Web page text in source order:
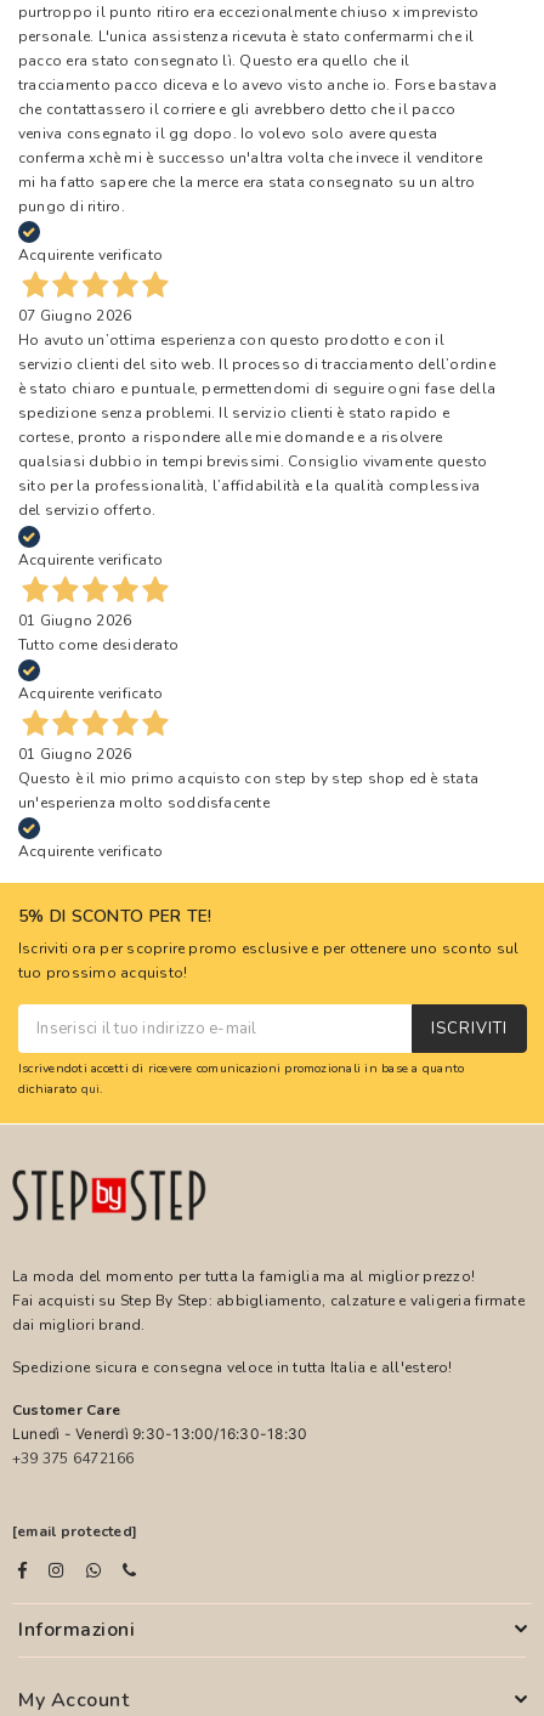
purtroppo il punto ritiro era eccezionalmente chiuso x imprevisto
personale. L'unica assistenza ricevuta è stato confermarmi che il
pacco era stato consegnato lì. Questo era quello che il
tracciamento pacco diceva e lo avevo visto anche io. Forse bastava
che contattassero il corriere e gli avrebbero detto che il pacco
veniva consegnato il gg dopo. Io volevo solo avere questa
conferma xchè mi è successo un'altra volta che invece il venditore
mi ha fatto sapere che la merce era stata consegnato su un altro
pungo di ritiro.
Acquirente verificato
07 Giugno 2026
Ho avuto un’ottima esperienza con questo prodotto e con il
servizio clienti del sito web. Il processo di tracciamento dell’ordine
è stato chiaro e puntuale, permettendomi di seguire ogni fase della
spedizione senza problemi. Il servizio clienti è stato rapido e
cortese, pronto a rispondere alle mie domande e a risolvere
qualsiasi dubbio in tempi brevissimi. Consiglio vivamente questo
sito per la professionalità, l’affidabilità e la qualità complessiva
del servizio offerto.
Acquirente verificato
01 Giugno 2026
Tutto come desiderato
Acquirente verificato
01 Giugno 2026
Questo è il mio primo acquisto con step by step shop ed è stata
un'esperienza molto soddisfacente
Acquirente verificato
5% DI SCONTO PER TE!
Iscriviti ora per scoprire promo esclusive e per ottenere uno sconto sul
tuo prossimo acquisto!
ISCRIVITI
Iscrivendoti accetti di ricevere comunicazioni promozionali in base a quanto
dichiarato qui.
La moda del momento per tutta la famiglia ma al miglior prezzo!
Fai acquisti su Step By Step: abbigliamento, calzature e valigeria firmate
dai migliori brand.
Spedizione sicura e consegna veloce in tutta Italia e all'estero!
Customer Care
Lunedì - Venerdì 9:30-13:00/16:30-18:30
+39 375 6472166
[email protected]
Informazioni
My Account